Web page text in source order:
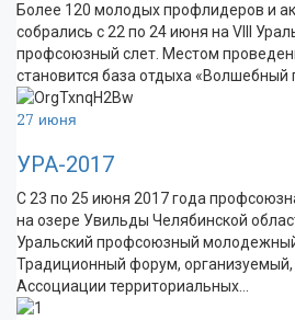
Более 120 молодых профлидеров и
собрались с 22 по 24 июня на VIII
профсоюзный слет. Местом
становится база отдыха «Волшебный
27 июня
УРА-2017
С 23 по 25 июня 2017 года
на озере Увильды Челябинской
Уральский профсоюзный
Традиционный форум,
Ассоциации территориальных…